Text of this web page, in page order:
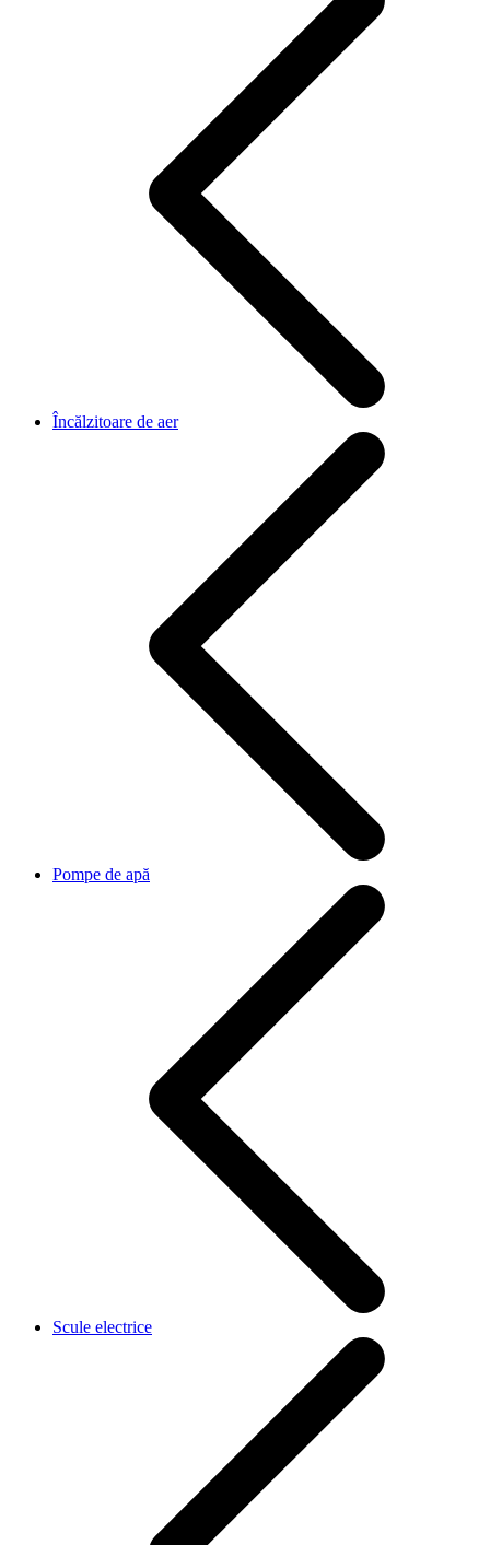
Încălzitoare de aer
Pompe de apă
Scule electrice